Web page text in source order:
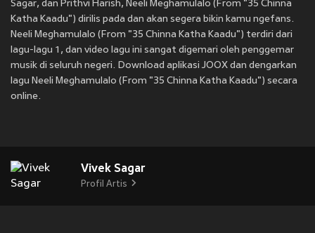
Sagar, dan Prithvi Harish, Neeli Meghamulalo (From "35 Chinna
Katha Kaadu") dirilis pada dan akan segera bikin kamu ngefans.
Neeli Meghamulalo (From "35 Chinna Katha Kaadu") terdiri dari
lagu-lagu 1, dan video lagu ini sangat digemari oleh penggemar
musik di seluruh negeri. Download aplikasi JOOX dan dengarkan
lagu Neeli Meghamulalo (From "35 Chinna Katha Kaadu") secara
online.
Vivek Sagar
Profil Artis